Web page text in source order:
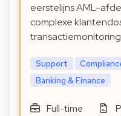
eerstelijns AML-
complexe
Support
Banking & Finance
Full-time